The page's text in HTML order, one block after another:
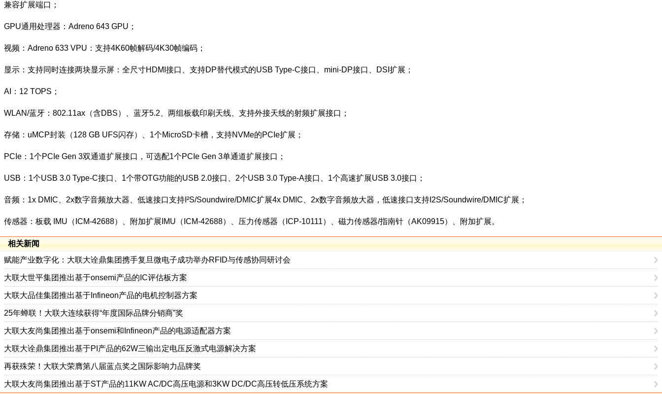
兼容扩展端口；
GPU通用处理器：Adreno 643 GPU；
视频：Adreno 633 VPU：支持4K60帧解码/4K30帧编码；
显示：支持同时连接两块显示屏：全尺寸HDMI接口、支持DP替代模式的USB Type-C接口、mini-DP接口、DSI扩展；
AI：12 TOPS；
WLAN/蓝牙：802.11ax（含DBS）、蓝牙5.2、两组板载印刷天线、支持外接天线的射频扩展接口；
存储：uMCP封装（128 GB UFS闪存）、1个MicroSD卡槽，支持NVMe的PCIe扩展；
PCIe：1个PCIe Gen 3双通道扩展接口，可选配1个PCIe Gen 3单通道扩展接口；
USB：1个USB 3.0 Type-C接口、1个带OTG功能的USB 2.0接口、2个USB 3.0 Type-A接口、1个高速扩展USB 3.0接口；
音频：1x DMIC、2x数字音频放大器、低速接口支持I²S/Soundwire/DMIC扩展4x DMIC、2x数字音频放大器，低速接口支持I2S/Soundwire/DMIC扩展；
传感器：板载 IMU（ICM-42688）、附加扩展IMU（ICM-42688）、压力传感器（ICP-10111）、磁力传感器/指南针（AK09915）、附加扩展。
相关新闻
赋能产业数字化：大联大诠鼎集团携手复旦微电子成功举办RFID与传感协同研讨会
大联大世平集团推出基于onsemi产品的IC评估板方案
大联大品佳集团推出基于Infineon产品的电机控制器方案
25年蝉联！大联大连续获得“年度国际品牌分销商”奖
大联大友尚集团推出基于onsemi和Infineon产品的电源适配器方案
大联大诠鼎集团推出基于PI产品的62W三输出定电压反激式电源解决方案
再获殊荣！大联大荣膺第八届蓝点奖之国际影响力品牌奖
大联大友尚集团推出基于ST产品的11KW AC/DC高压电源和3KW DC/DC高压转低压系统方案